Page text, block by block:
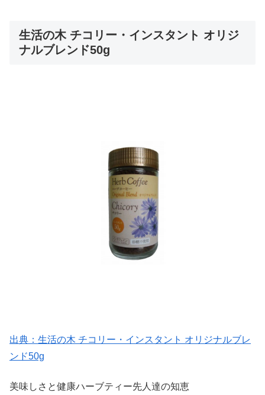
生活の木 チコリー・インスタント オリジ
ナルブレンド50g
出典：生活の木 チコリー・インスタント オリジナルブレ
ンド50g
美味しさと健康ハーブティー先人達の知恵